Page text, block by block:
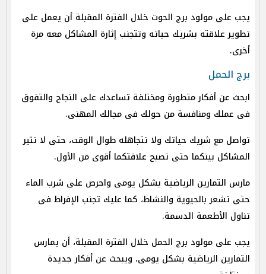
يجب على مولود برج الحوت خلال الفترة المقبلة أن يعمل على
تطوير علاقته بشريك حياته وتتجنب إثارة المشاكل معه مرة
أخرى.
برج الحمل
ابحث عن أفكار متطورة ومختلفة تساعدك على النجاح والتفوق
فى عملك ومنافسة من حولك فى مجالك المهنى.
تواصل مع شريك حياتك ولا تتجاهله طوال الوقت، حتى لا تثير
المشاكل بينكما حتى تصبح علاقتكما أقوى من الأول.
مارس التمارين الرياضية بشكل يومى واحرص على شرب الماء
حتى تشعر بالحيوية والنشاط، كما عليك تجنب الإفراط فى
تناول الأطعمة الدسمة.
يجب على مولود برج الحمل خلال الفترة المقبلة، أن يمارس
التمارين الرياضية بشكل يومى، ويبحث عن أفكار جديدة